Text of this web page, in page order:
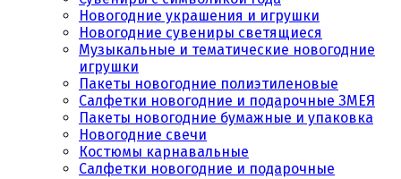
Новогодние украшения и игрушки
Новогодние сувениры светящиеся
Музыкальные и тематические новогодние
игрушки
Пакеты новогодние полиэтиленовые
Салфетки новогодние и подарочные ЗМЕЯ
Пакеты новогодние бумажные и упаковка
Новогодние свечи
Костюмы карнавальные
Салфетки новогодние и подарочные